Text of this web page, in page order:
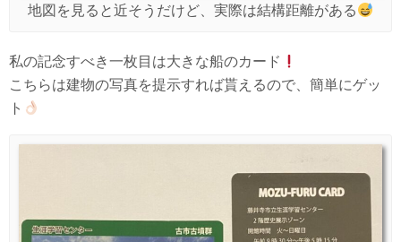
地図を見ると近そうだけど、実際は結構距離がある
私の記念すべき一枚目は大きな船のカード
こちらは建物の写真を提示すれば貰えるので、簡単にゲッ
ト